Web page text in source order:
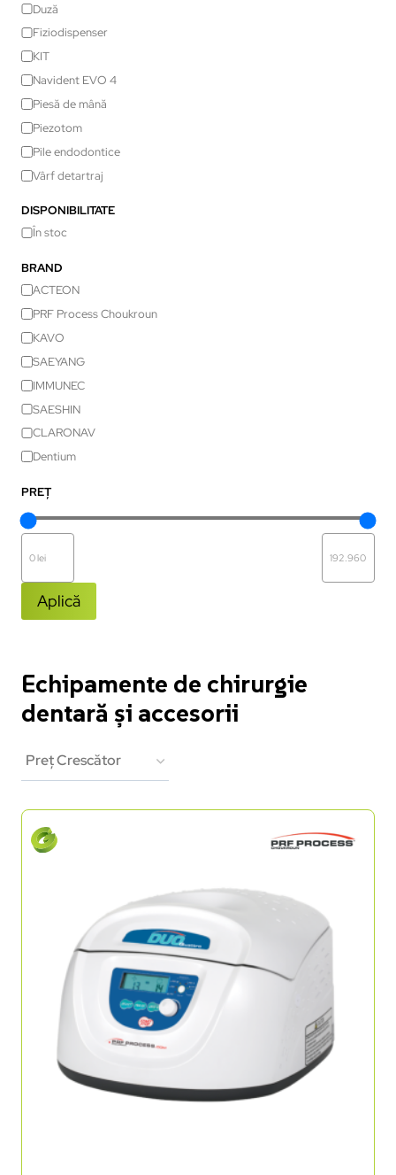
Duză
Fiziodispenser
KIT
Navident EVO 4
Piesă de mână
Piezotom
Pile endodontice
Vârf detartraj
DISPONIBILITATE
În stoc
BRAND
ACTEON
PRF Process Choukroun
KAVO
SAEYANG
IMMUNEC
SAESHIN
CLARONAV
Dentium
PREȚ
Aplică
Echipamente de chirurgie
dentară și accesorii